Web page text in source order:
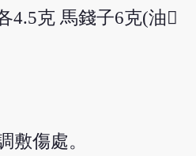
4.5克 馬錢子6克(油
敷傷處。